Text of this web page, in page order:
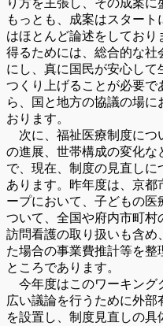
り方を主張し、その成案に
もっとも、成案はスター
はほとんど論述をしてお
得るためには、総合的な
にし、真に国民が安心し
つくり上げることが必要
ら、国と地方の協議の場
おります。
次に、福祉医療制度につ
の進展、世帯構成の変化な
で、現在、制度の見直し
あります。昨年度は、京
ープにおいて、子どもの医
ついて、全国や府内市町村
訪問看護の取り扱いも含め
た場合の事業費推計等を整
ところであります。
今年度はこのワーキング
広い議論を行うために外
を設置し、制度見直しの具